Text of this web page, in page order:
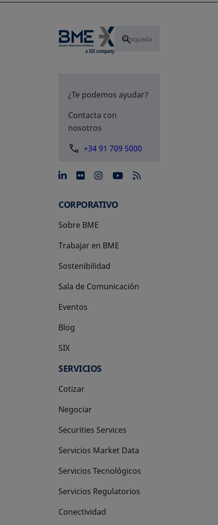
¿Te podemos ayudar?
Contacta con
nosotros
+34 91 709 5000
se abre en una pestaña
se abre en una pestaña
se abre en una
se abre en una
CORPORATIVO
Sobre BME
Trabajar en BME
Sostenibilidad
Sala de Comunicación
Eventos
Blog
SIX
se abre en una pestaña nueva
SERVICIOS
Cotizar
Negociar
Securities Services
Servicios Market Data
Servicios Tecnológicos
Servicios Regulatorios
Conectividad